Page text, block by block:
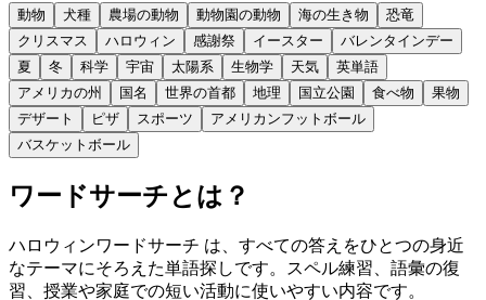
動物 犬種 農場の動物 動物園の動物 海の生き物
恐竜
クリスマス
ハロウィン 感謝祭 イースター
バレンタインデー
夏
冬 科学 宇宙 太陽系 生物学 天気
英単語
アメリカの州
国名 世界の首都 地理 国立公園 食べ物
果物
デザート
ピザ スポーツ
アメリカンフットボール
バスケットボール
ワードサーチとは？
ハロウィンワードサーチ は、すべての答えをひとつの身近
なテーマにそろえた単語探しです。スペル練習、語彙の復
習、授業や家庭での短い活動に使いやすい内容です。